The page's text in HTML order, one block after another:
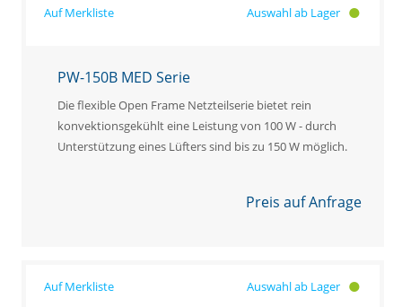
Auswahl ab Lager
PW-150B MED Serie
Die flexible Open Frame Netzteilserie bietet rein
konvektionsgekühlt eine Leistung von 100 W - durch
Unterstützung eines Lüfters sind bis zu 150 W möglich.
Preis auf Anfrage
Auswahl ab Lager